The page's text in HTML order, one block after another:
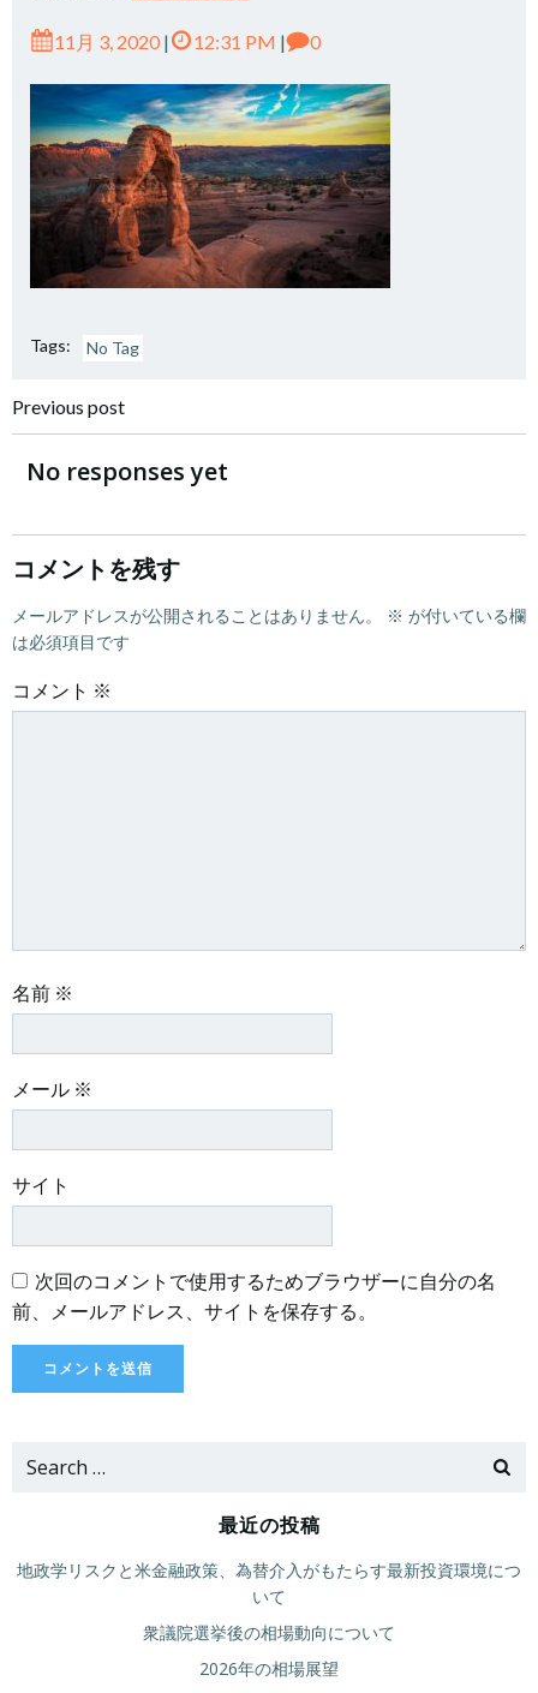
11月 3, 2020 | 12:31 PM | 0
Tags: No Tag
Post
navigation
Previous post
No responses yet
コメントを残す
メールアドレスが公開されることはありません。 ※ が付いている欄
は必須項目です
コメント ※
名前 ※
メール ※
サイト
次回のコメントで使用するためブラウザーに自分の名
前、メールアドレス、サイトを保存する。
Search
最近の投稿
地政学リスクと米金融政策、為替介入がもたらす最新投資環境につ
いて
衆議院選挙後の相場動向について
2026年の相場展望